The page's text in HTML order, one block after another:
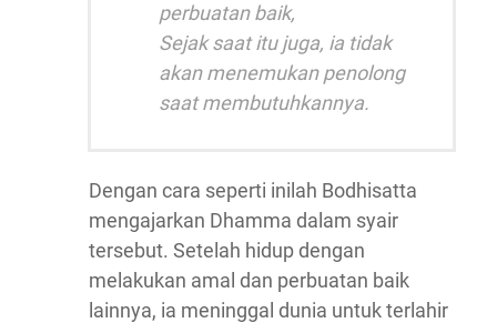
perbuatan baik,
Sejak saat itu juga, ia tidak
akan menemukan penolong
saat membutuhkannya.
Dengan cara seperti inilah Bodhisatta
mengajarkan Dhamma dalam syair
tersebut. Setelah hidup dengan
melakukan amal dan perbuatan baik
lainnya, ia meninggal dunia untuk terlahir